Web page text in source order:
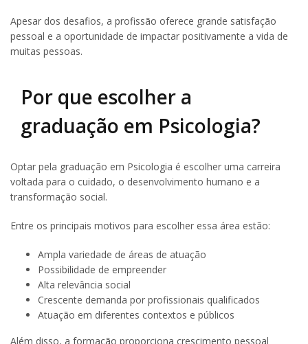
Apesar dos desafios, a profissão oferece grande satisfação
pessoal e a oportunidade de impactar positivamente a vida de
muitas pessoas.
Por que escolher a
graduação em Psicologia?
Optar pela graduação em Psicologia é escolher uma carreira
voltada para o cuidado, o desenvolvimento humano e a
transformação social.
Entre os principais motivos para escolher essa área estão:
Ampla variedade de áreas de atuação
Possibilidade de empreender
Alta relevância social
Crescente demanda por profissionais qualificados
Atuação em diferentes contextos e públicos
Além disso, a formação proporciona crescimento pessoal